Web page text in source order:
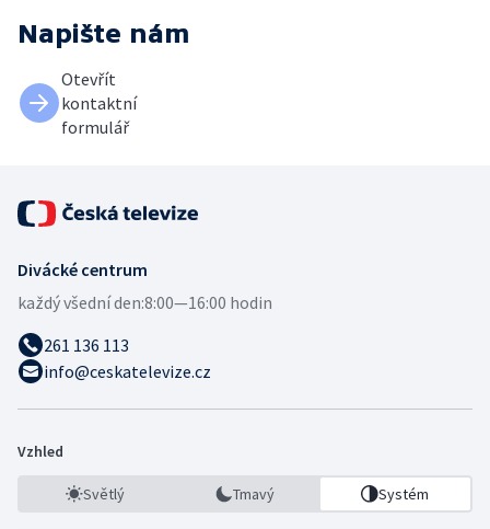
Napište nám
Otevřít
kontaktní
formulář
Divácké centrum
každý všední den:8:00—16:00 hodin
261 136 113
info@ceskatelevize.cz
Vzhled
Světlý Tmavý Systém